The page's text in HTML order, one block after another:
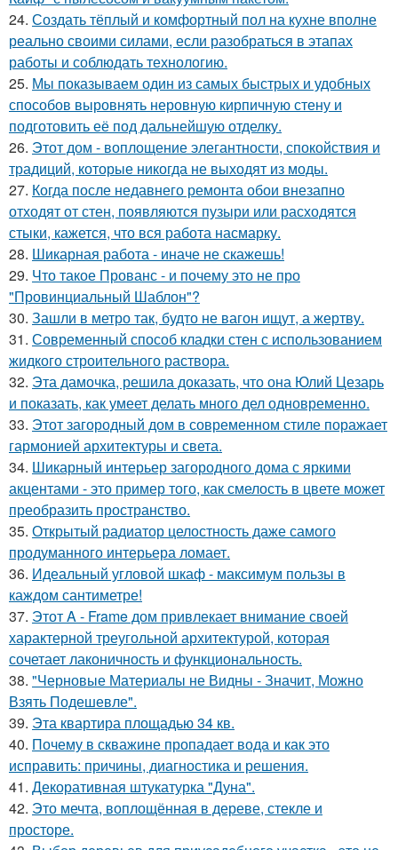
24. Создать тёплый и комфортный пол на кухне вполне
реально своими силами, если разобраться в этапах
работы и соблюдать технологию.
25. Мы показываем один из самых быстрых и удобных
способов выровнять неровную кирпичную стену и
подготовить её под дальнейшую отделку.
26. Этот дом - воплощение элегантности, спокойствия и
традиций, которые никогда не выходят из моды.
27. Когда после недавнего ремонта обои внезапно
отходят от стен, появляются пузыри или расходятся
стыки, кажется, что вся работа насмарку.
28. Шикарная работа - иначе не скажешь!
29. Что такое Прованс - и почему это не про
"Провинциальный Шаблон"?
30. Зашли в метро так, будто не вагон ищут, а жертву.
31. Современный способ кладки стен с использованием
жидкого строительного раствора.
32. Эта дамочка, решила доказать, что она Юлий Цезарь
и показать, как умеет делать много дел одновременно.
33. Этот загородный дом в современном стиле поражает
гармонией архитектуры и света.
34. Шикарный интерьер загородного дома с яркими
акцентами - это пример того, как смелость в цвете может
преобразить пространство.
35. Открытый радиатор целостность даже самого
продуманного интерьера ломает.
36. Идеальный угловой шкаф - максимум пользы в
каждом сантиметре!
37. Этот A - Frame дом привлекает внимание своей
характерной треугольной архитектурой, которая
сочетает лаконичность и функциональность.
38. "Черновые Материалы не Видны - Значит, Можно
Взять Подешевле".
39. Эта квартира площадью 34 кв.
40. Почему в скважине пропадает вода и как это
исправить: причины, диагностика и решения.
41. Декоративная штукатурка "Дуна".
42. Это мечта, воплощённая в дереве, стекле и
просторе.